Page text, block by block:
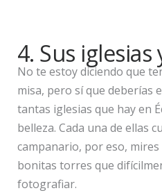
4. Sus
No te estoy diciendo que
misa, pero sí que deberías
tantas iglesias que hay en
belleza. Cada una de ellas
campanario, por eso,
bonitas torres que
fotografiar.